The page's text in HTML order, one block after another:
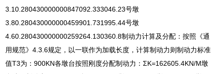
3.10.280430000000847092.333046.23号墩
3.80.280430000000459901.731995.44号墩
4.60.280430000000259264.130360.8制动力计算及分配：按照《通
用规范》4.3.6规定，以一联作为加载长度，计算制动力则制动力标准
值T3为：900KN各墩台按照刚度分配制动力：ΣK=162605.4KN/M墩